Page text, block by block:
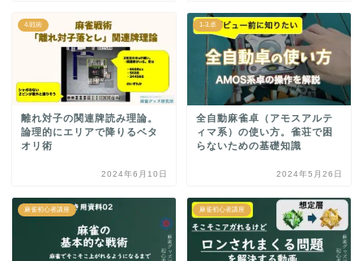
4.戦術
離れ対子の関連牌読み理論。
論理的にエリアで降りるベタ
オリ術
2024年6月10日
1-3.卓
全自動麻雀卓（アモスアルテ
ィマ系）の使い方。雀荘で困
らないための基礎知識
2024年5月26日
麻雀初心者講座 麻雀初心者講座